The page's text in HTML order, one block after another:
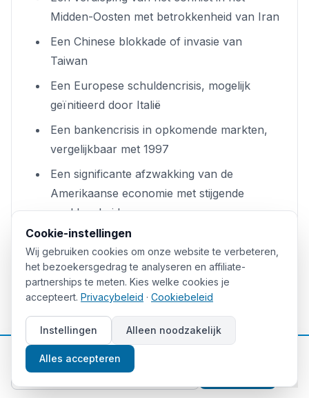
Midden-Oosten met betrokkenheid van Iran
Een Chinese blokkade of invasie van
Taiwan
Een Europese schuldencrisis, mogelijk
geïnitieerd door Italië
Een bankencrisis in opkomende markten,
vergelijkbaar met 1997
Een significante afzwakking van de
Amerikaanse economie met stijgende
werkloosheid
In dit scenario zou goud zijn status als "veilige
haven" volledig benutten. Historische
precedenten — de oliecrisis van 1973, de val
2008, de COVID-pandemie — tonen dat goud
in acute crisisfases met 20-50% kan stijgen
binnen enkele maanden. Een prijs van
Cookie-instellingen
Wij gebruiken cookies om onze website te verbeteren,
het bezoekersgedrag te analyseren en affiliate-
partnerships te meten. Kies welke cookies je
accepteert. Privacybeleid · Cookiebeleid
Instellingen Alleen noodzakelijk
Alles accepteren
📈 Gratis beleggingstips